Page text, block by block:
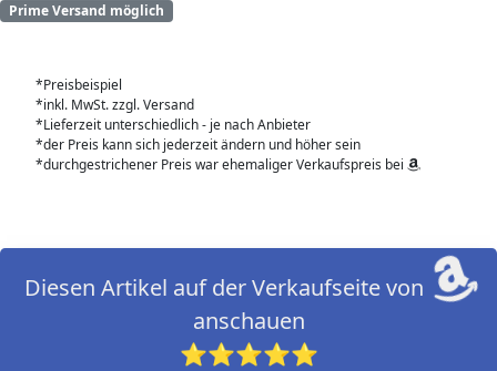
Prime Versand möglich
*Preisbeispiel
*inkl. MwSt. zzgl. Versand
*Lieferzeit unterschiedlich - je nach Anbieter
*der Preis kann sich jederzeit ändern und höher sein
*durchgestrichener Preis war ehemaliger Verkaufspreis bei
Diesen Artikel auf der Verkaufseite von
anschauen
⭐⭐⭐⭐⭐